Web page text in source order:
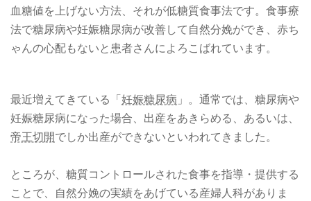
血糖値を上げない方法、それが低糖質食事法です。食事療
法で糖尿病や妊娠糖尿病が改善して自然分娩ができ、赤ち
ゃんの心配もないと患者さんによろこばれています。
最近増えてきている「妊娠糖尿病 」。通常では、糖尿病や
妊娠糖尿病になった場合、出産をあきらめる、あるいは、
帝王切開でしか出産ができないといわれてきました。
ところが、糖質コントロールされた食事を指導・提供する
ことで、自然分娩の実績をあげている産婦人科がありま